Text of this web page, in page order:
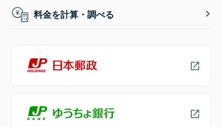
料金を計算・調べる